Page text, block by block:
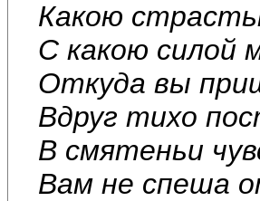
Какою
С какою силой
Откуда вы
Вдруг тихо
В смятеньи
Вам не спеша